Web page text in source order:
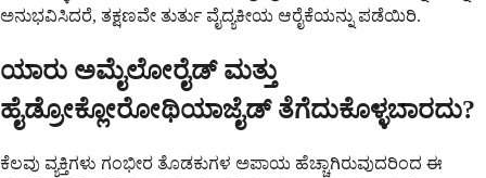
ಅನುಭವಿಸಿದರೆ, ತಕ್ಷಣವೇ ತುರ್ತು ವೈದ್ಯಕೀಯ ಆರೈಕೆಯನ್ನು ಪಡೆಯಿರಿ.
ಯಾರು ಅಮೈಲೋರೈಡ್ ಮತ್ತು
ಹೈಡ್ರೋಕ್ಲೋರೋಥಿಯಾಜೈಡ್ ತೆಗೆದುಕೊಳ್ಳಬಾರದು?
ಕೆಲವು ವ್ಯಕ್ತಿಗಳು ಗಂಭೀರ ತೊಡಕುಗಳ ಅಪಾಯ ಹೆಚ್ಚಾಗಿರುವುದರಿಂದ ಈ